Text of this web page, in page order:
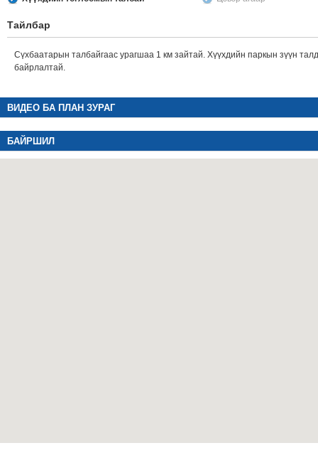
Тайлбар
Сүхбаатарын талбайгаас урагшаа 1 км зайтай. Хүүхдийн паркын зүүн
байрлалтай.
ВИДЕО БА ПЛАН ЗУРАГ
БАЙРШИЛ